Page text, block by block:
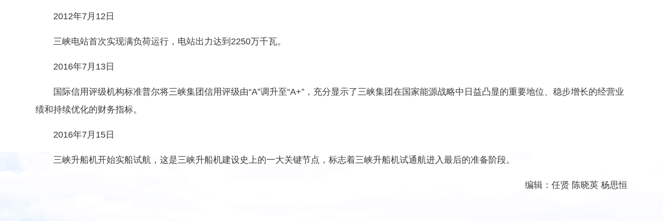
2012年7月12日
三峡电站首次实现满负荷运行，电站出力达到2250万千瓦。
2016年7月13日
国际信用评级机构标准普尔将三峡集团信用评级由“A”调升至“A+”，充分显示了三峡集团在国家能源战略中日益凸显的重要地位、稳步增长的经营业
绩和持续优化的财务指标。
2016年7月15日
三峡升船机开始实船试航，这是三峡升船机建设史上的一大关键节点，标志着三峡升船机试通航进入最后的准备阶段。
编辑：任贤 陈晓英 杨思恒